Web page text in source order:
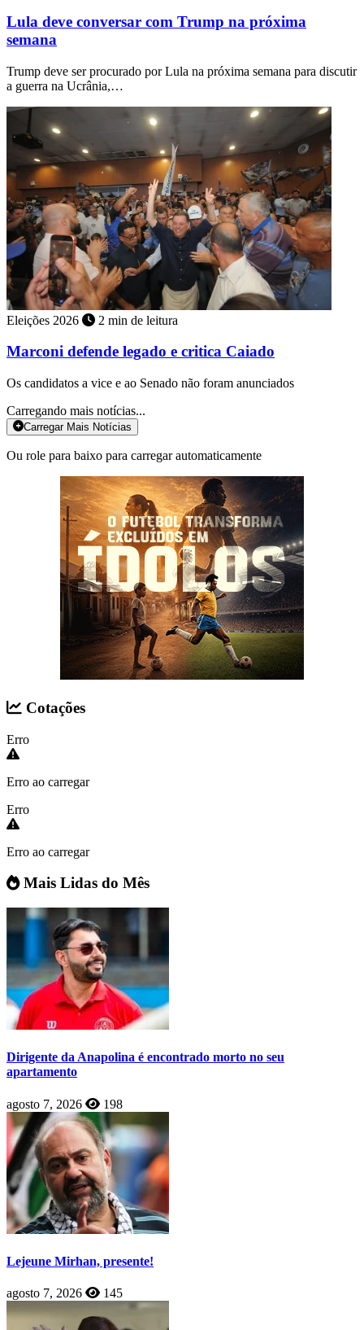
Lula deve conversar com Trump na próxima
semana
Trump deve ser procurado por Lula na próxima semana para discutir
a guerra na Ucrânia,…
Eleições 2026 2 min de leitura
Marconi defende legado e critica Caiado
Os candidatos a vice e ao Senado não foram anunciados
Carregando mais notícias...
Carregar Mais Notícias
Ou role para baixo para carregar automaticamente
Cotações
Erro
Erro ao carregar
Erro
Erro ao carregar
Mais Lidas do Mês
Dirigente da Anapolina é encontrado morto no seu
apartamento
agosto 7, 2026 198
Lejeune Mirhan, presente!
agosto 7, 2026 145